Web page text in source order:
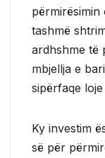
tashmë
ardhshme të
mbjellja e
sipërfaqe
Ky investim
së për